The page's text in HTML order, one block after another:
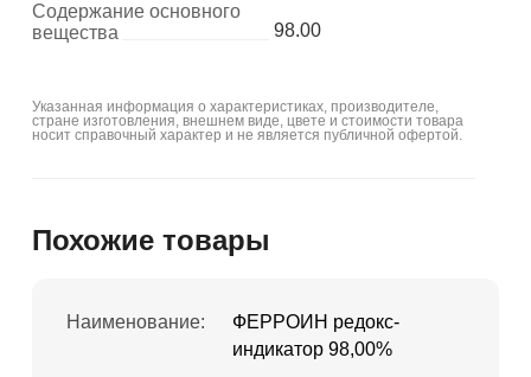
Содержание основного
вещества
98.00
Указанная информация о характеристиках, производителе,
стране изготовления, внешнем виде, цвете и стоимости товара
носит справочный характер и не является публичной офертой.
Похожие товары
Наименование:
ФЕРРОИН редокс-
индикатор 98,00%